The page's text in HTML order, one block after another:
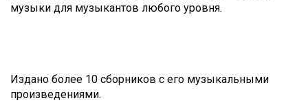
музыки для музыкантов любого уровня.
Издано более 10 сборников с его музыкальными
произведениями.